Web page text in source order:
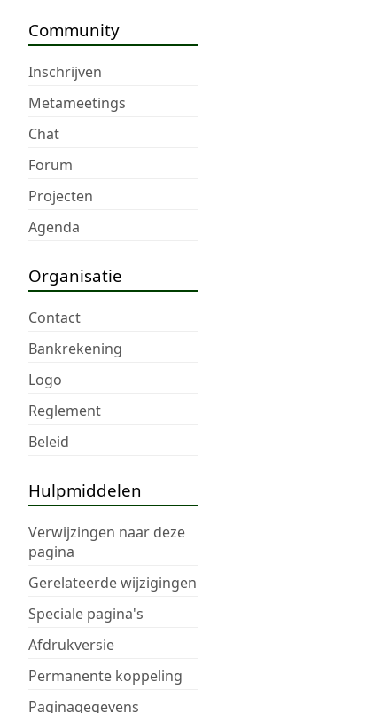
Community
Inschrijven
Metameetings
Chat
Forum
Projecten
Agenda
Organisatie
Contact
Bankrekening
Logo
Reglement
Beleid
Hulpmiddelen
Verwijzingen naar deze
pagina
Gerelateerde wijzigingen
Speciale pagina's
Afdrukversie
Permanente koppeling
Paginagegevens